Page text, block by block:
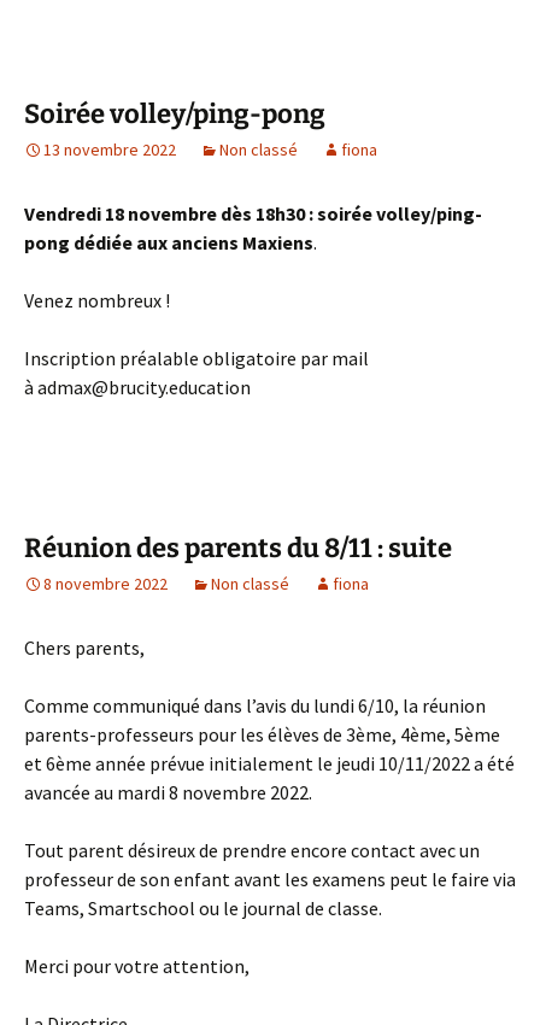
Soirée volley/ping-pong
13 novembre 2022 Non classé fiona
Vendredi 18 novembre dès 18h30 : soirée volley/ping-
pong dédiée aux anciens Maxiens.
Venez nombreux !
Inscription préalable obligatoire par mail
à admax@brucity.education
Réunion des parents du 8/11 : suite
8 novembre 2022 Non classé fiona
Chers parents,
Comme communiqué dans l’avis du lundi 6/10, la réunion
parents-professeurs pour les élèves de 3ème, 4ème, 5ème
et 6ème année prévue initialement le jeudi 10/11/2022 a été
avancée au mardi 8 novembre 2022.
Tout parent désireux de prendre encore contact avec un
professeur de son enfant avant les examens peut le faire via
Teams, Smartschool ou le journal de classe.
Merci pour votre attention,